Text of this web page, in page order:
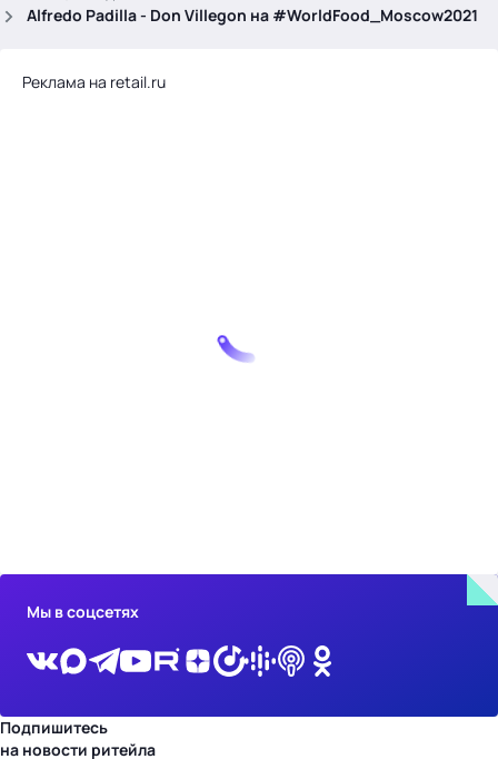
Alfredo Padilla - Don Villegon на #WorldFood_Moscow2021
Реклама на retail.ru
Мы в соцсетях
Подпишитесь
на новости ритейла